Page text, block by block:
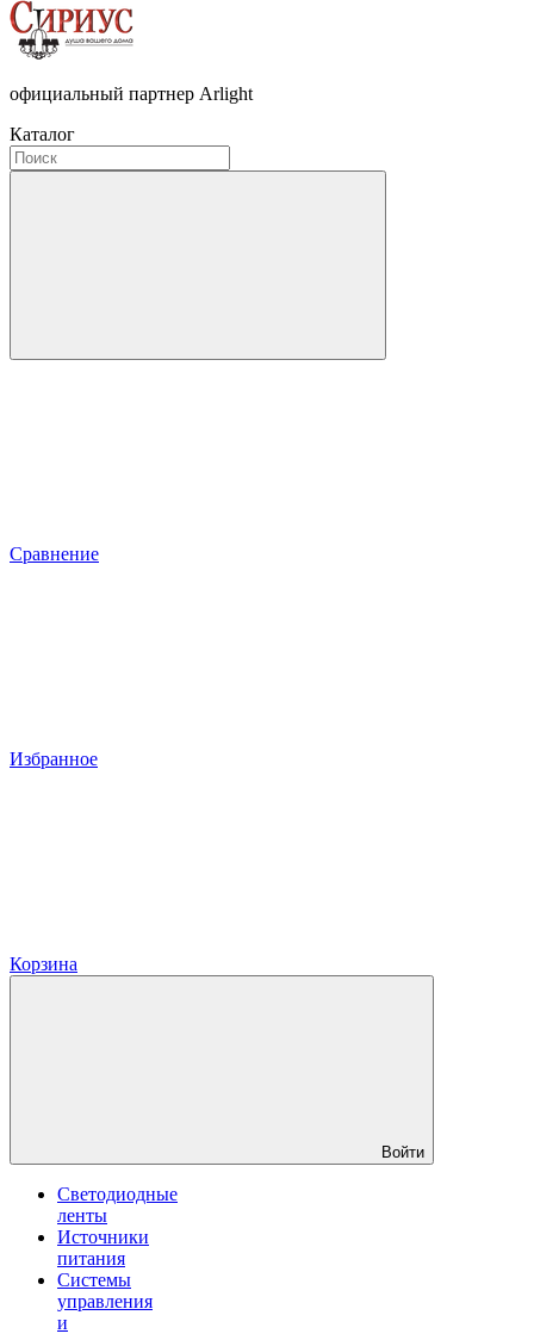
официальный партнер Arlight
Каталог
Сравнение
Избранное
Корзина
Войти
Светодиодные
ленты
Источники
питания
Системы
управления
и